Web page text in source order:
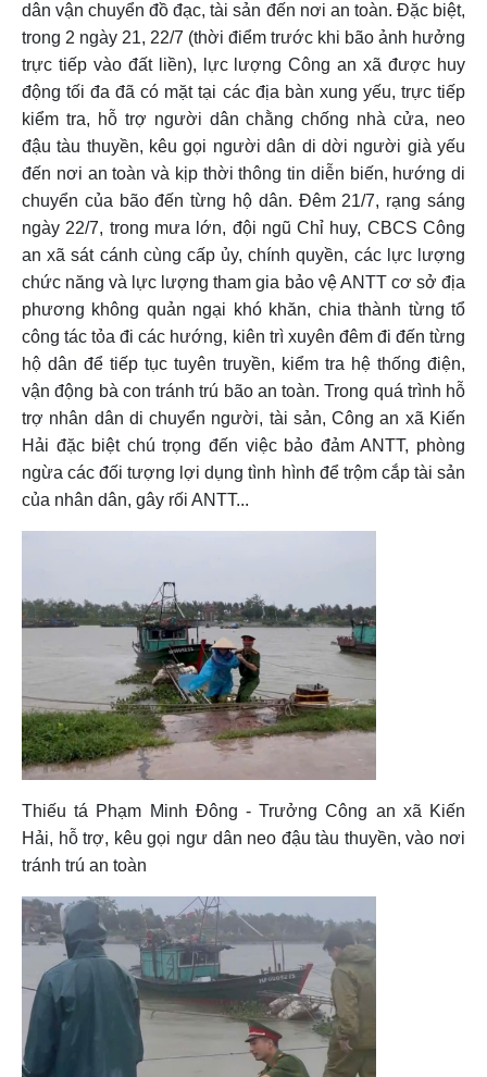
dân vận chuyển đồ đạc, tài sản đến nơi an toàn. Đặc biệt,
trong 2 ngày 21, 22/7 (thời điểm trước khi bão ảnh hưởng
trực tiếp vào đất liền), lực lượng Công an xã được huy
động tối đa đã có mặt tại các địa bàn xung yếu, trực tiếp
kiểm tra, hỗ trợ người dân chằng chống nhà cửa, neo
đậu tàu thuyền, kêu gọi người dân di dời người già yếu
đến nơi an toàn và kịp thời thông tin diễn biến, hướng di
chuyển của bão đến từng hộ dân. Đêm 21/7, rạng sáng
ngày 22/7, trong mưa lớn, đội ngũ Chỉ huy, CBCS Công
an xã sát cánh cùng cấp ủy, chính quyền, các lực lượng
chức năng và lực lượng tham gia bảo vệ ANTT cơ sở địa
phương không quản ngại khó khăn, chia thành từng tổ
công tác tỏa đi các hướng, kiên trì xuyên đêm đi đến từng
hộ dân để tiếp tục tuyên truyền, kiểm tra hệ thống điện,
vận động bà con tránh trú bão an toàn. Trong quá trình hỗ
trợ nhân dân di chuyển người, tài sản, Công an xã Kiến
Hải đặc biệt chú trọng đến việc bảo đảm ANTT, phòng
ngừa các đối tượng lợi dụng tình hình để trộm cắp tài sản
của nhân dân, gây rối ANTT...
Thiếu tá Phạm Minh Đông - Trưởng Công an xã Kiến
Hải, hỗ trợ, kêu gọi ngư dân neo đậu tàu thuyền, vào nơi
tránh trú an toàn